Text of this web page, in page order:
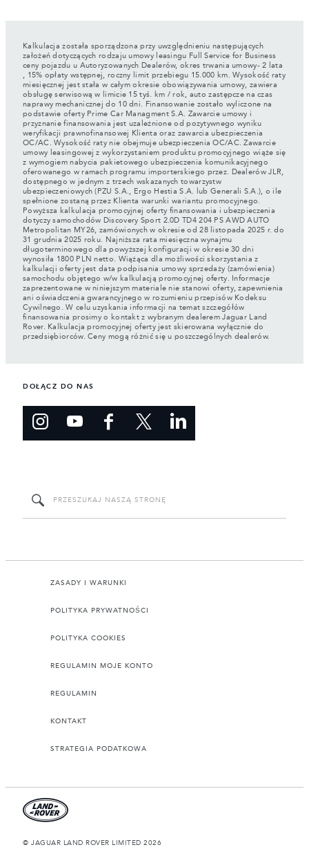
Kalkulacja została sporządzona przy uwzględnieniu następujących
założeń dotyczących rodzaju umowy leasingu Full Service for Business
ceny pojazdu u Autoryzowanych Dealerów, okres trwania umowy- 2 lata
, 15% opłaty wstępnej, roczny limit przebiegu 15.000 km. Wysokość raty
miesięcznej jest stała w całym okresie obowiązywania umowy, zawiera
obsługę serwisową w limicie 15 tyś. km / rok, auto zastępcze na czas
naprawy mechanicznej do 10 dni. Finansowanie zostało wyliczone na
podstawie oferty Prime Car Managment S.A. Zawarcie umowy i
przyznanie finansowania jest uzależnione od pozytywnego wyniku
weryfikacji prawnofinansowej Klienta oraz zawarcia ubezpieczenia
OC/AC. Wysokość raty nie obejmuje ubezpieczenia OC/AC. Zawarcie
umowy leasingowej z wykorzystaniem produktu promocyjnego wiąże się
z wymogiem nabycia pakietowego ubezpieczenia komunikacyjnego
oferowanego w ramach programu importerskiego przez. Dealerów JLR,
dostępnego w jednym z trzech wskazanych towarzystw
ubezpieczeniowych (PZU S.A., Ergo Hestia S.A. lub Generali S.A.), o ile
spełnione zostaną przez Klienta warunki wariantu promocyjnego.
Powyższa kalkulacja promocyjnej oferty finansowania i ubezpieczenia
dotyczy samochodów Discovery Sport 2.0D TD4 204 PS AWD AUTO
Metropolitan MY26, zamówionych w okresie od 28 listopada 2025 r. do
31 grudnia 2025 roku. Najniższa rata miesięczna wynajmu
długoterminowego dla powyższej konfiguracji w okresie 30 dni
wynosiła 1800 PLN netto. Wiążąca dla możliwości skorzystania z
kalkulacji oferty jest data podpisania umowy sprzedaży (zamówienia)
samochodu objętego w/w kalkulacją promocyjnej oferty. Informacje
zaprezentowane w niniejszym materiale nie stanowi oferty, zapewnienia
ani oświadczenia gwarancyjnego w rozumieniu przepisów Kodeksu
Cywilnego. W celu uzyskania informacji na temat szczegółów
finansowania prosimy o kontakt z wybranym dealerem Jaguar Land
Rover. Kalkulacja promocyjnej oferty jest skierowana wyłącznie do
przedsiębiorców. Ceny mogą różnić się u poszczególnych dealerów.
DOŁĄCZ DO NAS
ZASADY I WARUNKI
POLITYKA PRYWATNOŚCI
POLITYKA COOKIES
REGULAMIN MOJE KONTO
REGULAMIN
KONTAKT
STRATEGIA PODATKOWA
© JAGUAR LAND ROVER LIMITED 2026